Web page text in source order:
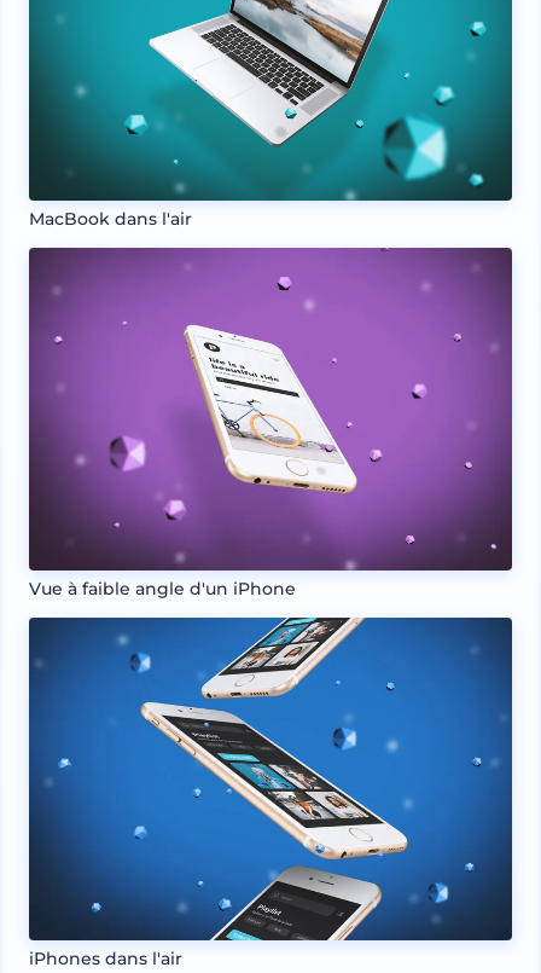
MacBook dans l'air
Vue à faible angle d'un iPhone
iPhones dans l'air